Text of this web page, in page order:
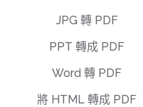
JPG 轉 PDF
PPT 轉成 PDF
Word 轉 PDF
將 HTML 轉成 PDF